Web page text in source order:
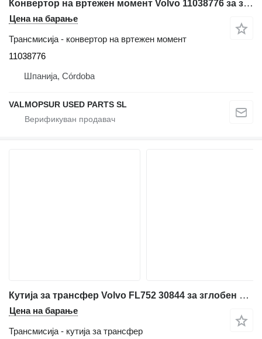
Конвертор на вртежен момент Volvo 11038776 за зглобен дампер Volvo A25D, A30D, A25E, A30E
Цена на барање
Трансмисија - конвертор на вртежен момент
11038776
Шпанија, Córdoba
VALMOPSUR USED PARTS SL
Кутија за трансфер Volvo FL752 30844 за зглобен дампер Volvo A30C
Цена на барање
Трансмисија - кутија за трансфер